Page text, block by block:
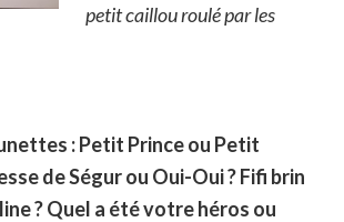
petit caillou roulé par les
: Petit Prince ou Petit
de Ségur ou Oui-Oui ? Fifi brin
? Quel a été votre héros ou